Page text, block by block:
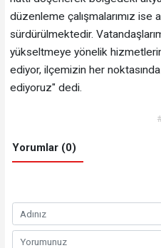
düzenleme çalışmalarımız ise
sürdürülmektedir.
yükseltmeye yönelik
ediyor, ilçemizin her noktasında
ediyoruz" dedi.
Yorumlar (0)